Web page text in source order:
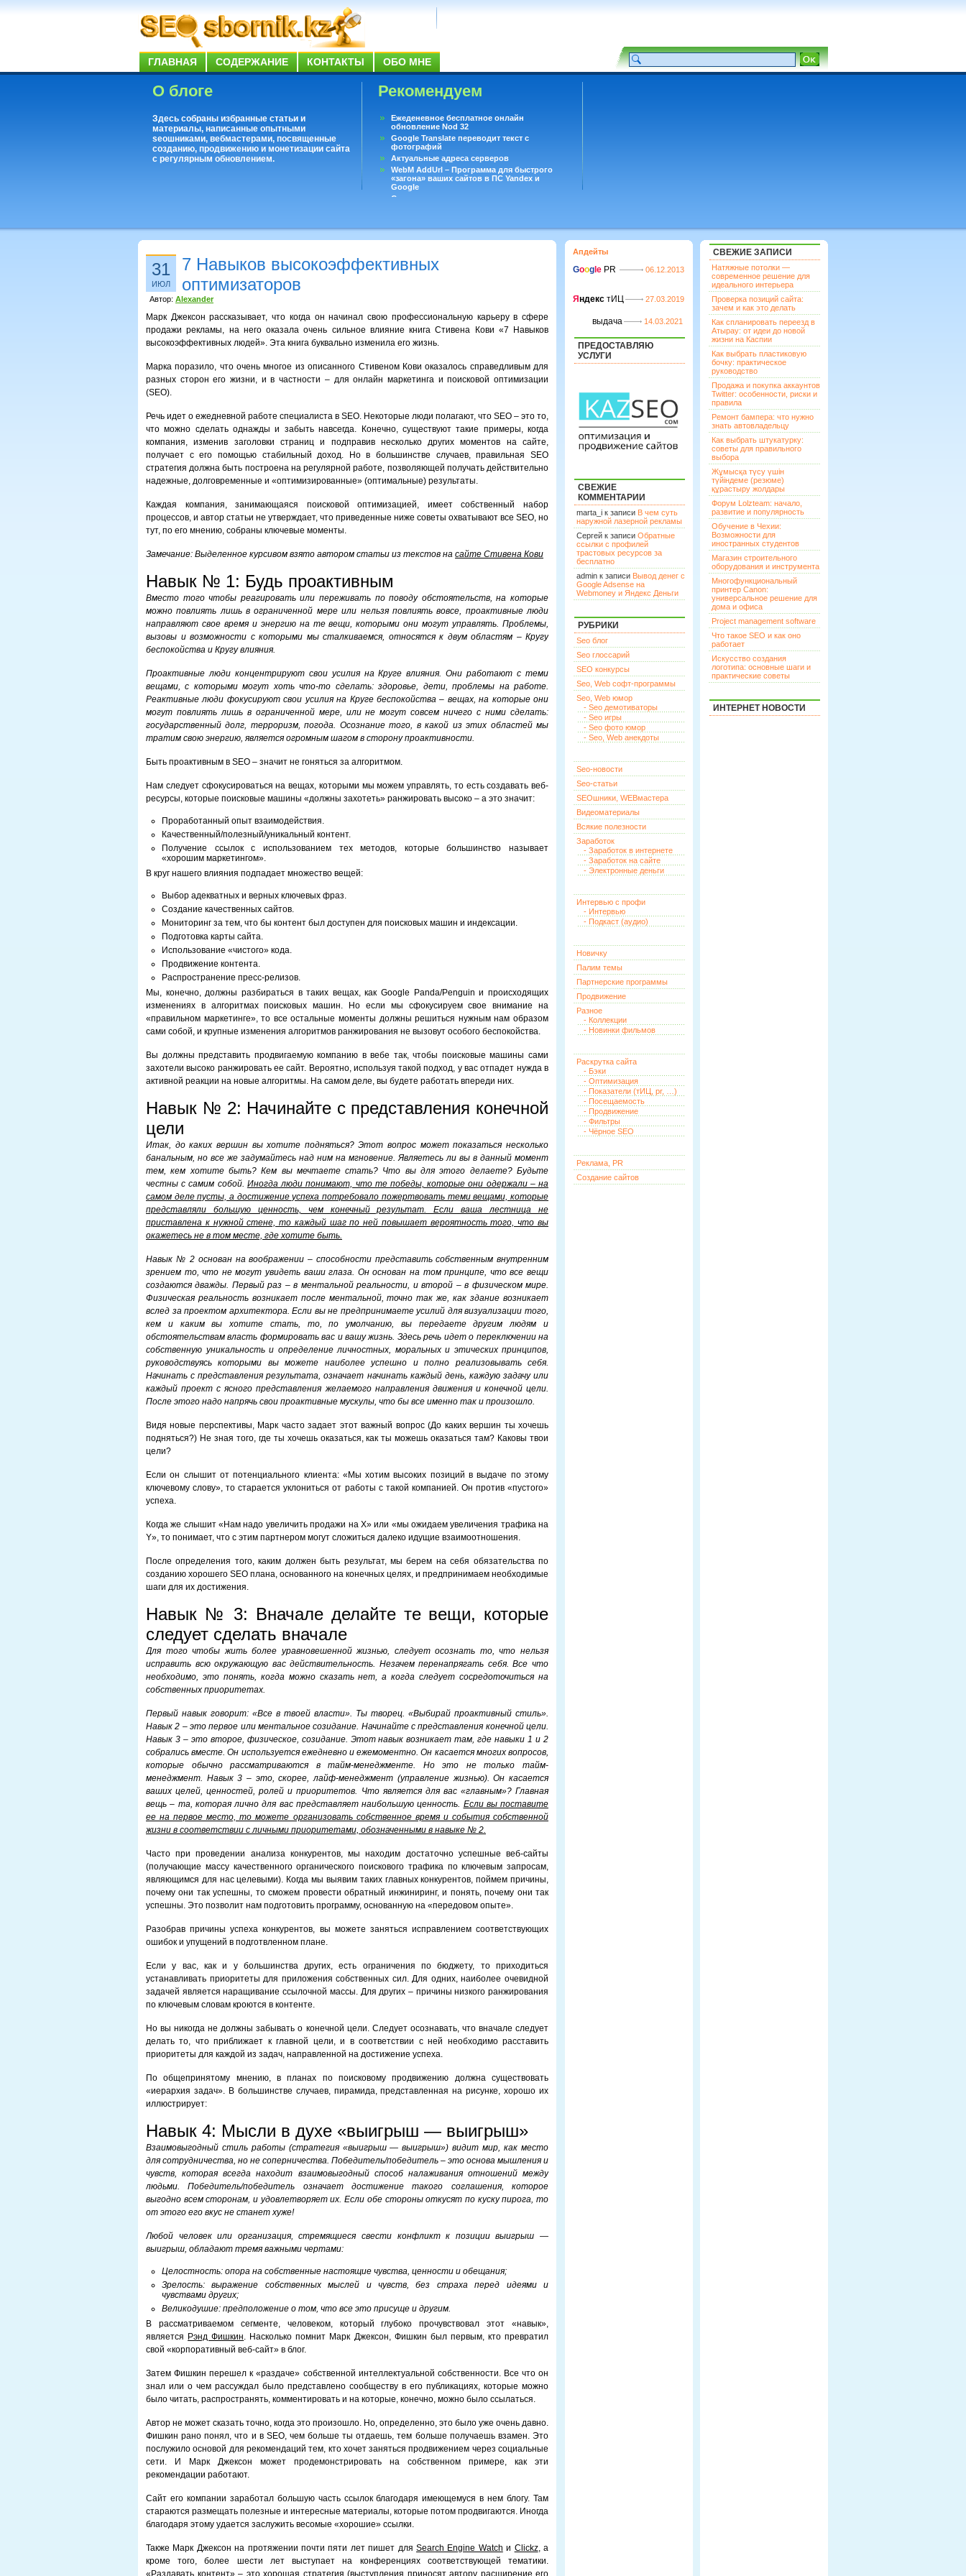
ГЛАВНАЯ СОДЕРЖАНИЕ КОНТАКТЫ ОБО МНЕ
О блоге
Здесь собраны избранные статьи и
материалы, написанные опытными
seoшниками, вебмастерами, посвященные
созданию, продвижению и монетизации сайта
с регулярным обновлением.
Рекомендуем
Ежеденевное бесплатное онлайн
обновление Nod 32
Google Translate переводит текст с
фотографий
Актуальные адреса серверов
WebM AddUrl – Программа для быстрого
«загона» ваших сайтов в ПС Yandex и
Google
Существует вопросы, на которые не может
31
ИЮЛ
7 Навыков высокоэффективных
оптимизаторов
Автор: Alexander
Марк Джексон рассказывает, что когда он начинал свою профессиональную карьеру в сфере
продажи рекламы, на него оказала очень сильное влияние книга Стивена Кови «7 Навыков
высокоэффективных людей». Эта книга буквально изменила его жизнь.
Марка поразило, что очень многое из описанного Стивеном Кови оказалось справедливым для
разных сторон его жизни, и в частности – для онлайн маркетинга и поисковой оптимизации
(SEO).
Речь идет о ежедневной работе специалиста в SEO. Некоторые люди полагают, что SEO – это то,
что можно сделать однажды и забыть навсегда. Конечно, существуют такие примеры, когда
компания, изменив заголовки страниц и подправив несколько других моментов на сайте,
получает с его помощью стабильный доход. Но в большинстве случаев, правильная SEO
стратегия должна быть построена на регулярной работе, позволяющей получать действительно
надежные, долговременные и «оптимизированные» (оптимальные) результаты.
Каждая компания, занимающаяся поисковой оптимизацией, имеет собственный набор
процессов, и автор статьи не утверждает, что приведенные ниже советы охватывают все SEO, но
тут, по его мнению, собраны ключевые моменты.
Замечание: Выделенное курсивом взято автором статьи из текстов на сайте Стивена Кови
Навык № 1: Будь проактивным
Вместо того чтобы реагировать или переживать по поводу обстоятельств, на которые
можно повлиять лишь в ограниченной мере или нельзя повлиять вовсе, проактивные люди
направляют свое время и энергию на те вещи, которыми они могут управлять. Проблемы,
вызовы и возможности с которыми мы сталкиваемся, относятся к двум областям – Кругу
беспокойства и Кругу влияния.
Проактивные люди концентрируют свои усилия на Круге влияния. Они работают с теми
вещами, с которыми могут хоть что-то сделать: здоровье, дети, проблемы на работе.
Реактивные люди фокусируют свои усилия на Круге беспокойства – вещах, на которые они
могут повлиять лишь в ограниченной мере, или не могут совсем ничего с ними сделать:
государственный долг, терроризм, погода. Осознание того, в какой из этих областей мы
тратим свою энергию, является огромным шагом в сторону проактивности.
Быть проактивным в SEO – значит не гоняться за алгоритмом.
Нам следует сфокусироваться на вещах, которыми мы можем управлять, то есть создавать веб-
ресурсы, которые поисковые машины «должны захотеть» ранжировать высоко – а это значит:
Проработанный опыт взаимодействия.
Качественный/полезный/уникальный контент.
Получение ссылок с использованием тех методов, которые большинство называет
«хорошим маркетингом».
В круг нашего влияния подпадает множество вещей:
Выбор адекватных и верных ключевых фраз.
Создание качественных сайтов.
Мониторинг за тем, что бы контент был доступен для поисковых машин и индексации.
Подготовка карты сайта.
Использование «чистого» кода.
Продвижение контента.
Распространение пресс-релизов.
Мы, конечно, должны разбираться в таких вещах, как Google Panda/Penguin и происходящих
изменениях в алгоритмах поисковых машин. Но если мы сфокусируем свое внимание на
«правильном маркетинге», то все остальные моменты должны решиться нужным нам образом
сами собой, и крупные изменения алгоритмов ранжирования не вызовут особого беспокойства.
Вы должны представить продвигаемую компанию в вебе так, чтобы поисковые машины сами
захотели высоко ранжировать ее сайт. Вероятно, используя такой подход, у вас отпадет нужда в
активной реакции на новые алгоритмы. На самом деле, вы будете работать впереди них.
Навык № 2: Начинайте с представления конечной
цели
Итак, до каких вершин вы хотите подняться? Этот вопрос может показаться несколько
банальным, но все же задумайтесь над ним на мгновение. Являетесь ли вы в данный момент
тем, кем хотите быть? Кем вы мечтаете стать? Что вы для этого делаете? Будьте
честны с самим собой. Иногда люди понимают, что те победы, которые они одержали – на
самом деле пусты, а достижение успеха потребовало пожертвовать теми вещами, которые
представляли большую ценность, чем конечный результат. Если ваша лестница не
приставлена к нужной стене, то каждый шаг по ней повышает вероятность того, что вы
окажетесь не в том месте, где хотите быть.
Навык № 2 основан на воображении – способности представить собственным внутренним
зрением то, что не могут увидеть ваши глаза. Он основан на том принципе, что все вещи
создаются дважды. Первый раз – в ментальной реальности, и второй – в физическом мире.
Физическая реальность возникает после ментальной, точно так же, как здание возникает
вслед за проектом архитектора. Если вы не предпринимаете усилий для визуализации того,
кем и каким вы хотите стать, то, по умолчанию, вы передаете другим людям и
обстоятельствам власть формировать вас и вашу жизнь. Здесь речь идет о переключении на
собственную уникальность и определение личностных, моральных и этических принципов,
руководствуясь которыми вы можете наиболее успешно и полно реализовывать себя.
Начинать с представления результата, означает начинать каждый день, каждую задачу или
каждый проект с ясного представления желаемого направления движения и конечной цели.
После этого надо напрячь свои проактивные мускулы, что бы все именно так и произошло.
Видя новые перспективы, Марк часто задает этот важный вопрос (До каких вершин ты хочешь
подняться?) Не зная того, где ты хочешь оказаться, как ты можешь оказаться там? Каковы твои
цели?
Если он слышит от потенциального клиента: «Мы хотим высоких позиций в выдаче по этому
ключевому слову», то старается уклониться от работы с такой компанией. Он против «пустого»
успеха.
Когда же слышит «Нам надо увеличить продажи на Х» или «мы ожидаем увеличения трафика на
Y», то понимает, что с этим партнером могут сложиться далеко идущие взаимоотношения.
После определения того, каким должен быть результат, мы берем на себя обязательства по
созданию хорошего SEO плана, основанного на конечных целях, и предпринимаем необходимые
шаги для их достижения.
Навык № 3: Вначале делайте те вещи, которые
следует сделать вначале
Для того чтобы жить более уравновешенной жизнью, следует осознать то, что нельзя
исправить всю окружающую вас действительность. Незачем перенапрягать себя. Все что
необходимо, это понять, когда можно сказать нет, а когда следует сосредоточиться на
собственных приоритетах.
Первый навык говорит: «Все в твоей власти». Ты творец. «Выбирай проактивный стиль».
Навык 2 – это первое или ментальное созидание. Начинайте с представления конечной цели.
Навык 3 – это второе, физическое, созидание. Этот навык возникает там, где навыки 1 и 2
собрались вместе. Он используется ежедневно и ежемоментно. Он касается многих вопросов,
которые обычно рассматриваются в тайм-менеджменте. Но это не только тайм-
менеджмент. Навык 3 – это, скорее, лайф-менеджмент (управление жизнью). Он касается
ваших целей, ценностей, ролей и приоритетов. Что является для вас «главным»? Главная
вещь – та, которая лично для вас представляет наибольшую ценность. Если вы поставите
ее на первое место, то можете организовать собственное время и события собственной
жизни в соответствии с личными приоритетами, обозначенными в навыке № 2.
Часто при проведении анализа конкурентов, мы находим достаточно успешные веб-сайты
(получающие массу качественного органического поискового трафика по ключевым запросам,
являющимся для нас целевыми). Когда мы выявим таких главных конкурентов, поймем причины,
почему они так успешны, то сможем провести обратный инжиниринг, и понять, почему они так
успешны. Это позволит нам подготовить программу, основанную на «передовом опыте».
Разобрав причины успеха конкурентов, вы можете заняться исправлением соответствующих
ошибок и упущений в подготвленном плане.
Если у вас, как и у большинства других, есть ограничения по бюджету, то приходиться
устанавливать приоритеты для приложения собственных сил. Для одних, наиболее очевидной
задачей является наращивание ссылочной массы. Для других – причины низкого ранжирования
по ключевым словам кроются в контенте.
Но вы никогда не должны забывать о конечной цели. Следует осознавать, что вначале следует
делать то, что приближает к главной цели, и в соответствии с ней необходимо расставить
приоритеты для каждой из задач, направленной на достижение успеха.
По общепринятому мнению, в планах по поисковому продвижению должна существовать
«иерархия задач». В большинстве случаев, пирамида, представленная на рисунке, хорошо их
иллюстрирует:
Навык 4: Мысли в духе «выигрыш — выигрыш»
Взаимовыгодный стиль работы (стратегия «выигрыш — выигрыш») видит мир, как место
для сотрудничества, но не соперничества. Победитель/победитель – это основа мышления и
чувств, которая всегда находит взаимовыгодный способ налаживания отношений между
людьми. Победитель/победитель означает достижение такого соглашения, которое
выгодно всем сторонам, и удовлетворяет их. Если обе стороны откусят по куску пирога, то
от этого его вкус не станет хуже!
Любой человек или организация, стремящиеся свести конфликт к позиции выигрыш —
выигрыш, обладают тремя важными чертами:
Целостность: опора на собственные настоящие чувства, ценности и обещания;
Зрелость: выражение собственных мыслей и чувств, без страха перед идеями и
чувствами других;
Великодушие: предположение о том, что все это присуще и другим.
В рассматриваемом сегменте, человеком, который глубоко прочувствовал этот «навык»,
является Рэнд Фишкин. Насколько помнит Марк Джексон, Фишкин был первым, кто превратил
свой «корпоративный веб-сайт» в блог.
Затем Фишкин перешел к «раздаче» собственной интеллектуальной собственности. Все что он
знал или о чем рассуждал было представлено сообществу в его публикациях, которые можно
было читать, распространять, комментировать и на которые, конечно, можно было ссылаться.
Автор не может сказать точно, когда это произошло. Но, определенно, это было уже очень давно.
Фишкин рано понял, что и в SEO, чем больше ты отдаешь, тем больше получаешь взамен. Это
послужило основой для рекомендаций тем, кто хочет заняться продвижением через социальные
сети. И Марк Джексон может продемонстрировать на собственном примере, как эти
рекомендации работают.
Сайт его компании заработал большую часть ссылок благодаря имеющемуся в нем блогу. Там
стараются размещать полезные и интересные материалы, которые потом продвигаются. Иногда
благодаря этому удается заслужить весомые «хорошие» ссылки.
Также Марк Джексон на протяжении почти пяти лет пишет для Search Engine Watch и Clickz, а
кроме того, более шести лет выступает на конференциях соответствующей тематики.
«Раздавать контент» – это хорошая стратегия (выступления приносят автору расширение его
Апдейты
Goog le PR 06.12.2013
Я ндекс тИЦ 27.03.2019
выдача 14.03.2021
ПРЕДОСТАВЛЯЮ
УСЛУГИ
СВЕЖИЕ
КОММЕНТАРИИ
marta_i к записи В чем суть
наружной лазерной рекламы
Сергей к записи Обратные
ссылки с профилей
трастовых ресурсов за
бесплатно
admin к записи Вывод денег с
Google Adsense на
Webmoney и Яндекс Деньги
РУБРИКИ
Seo блог
Seo глоссарий
SEO конкурсы
Seo, Web софт-программы
Seo, Web юмор
- Seo демотиваторы
- Seo игры
- Seo фото юмор
- Seo, Web анекдоты
Seo-новости
Seo-статьи
SEOшники, WEBмастера
Видеоматериалы
Всякие полезности
Заработок
- Заработок в интернете
- Заработок на сайте
- Электронные деньги
Интервью с профи
- Интервью
- Подкаст (аудио)
Новичку
Палим темы
Партнерские программы
Продвижение
Разное
- Коллекции
- Новинки фильмов
Раскрутка сайта
- Бэки
- Оптимизация
- Показатели (тИЦ, pr, …)
- Посещаемость
- Продвижение
- Фильтры
- Чёрное SEO
Реклама, PR
Создание сайтов
СВЕЖИЕ ЗАПИСИ
Натяжные потолки —
современное решение для
идеального интерьера
Проверка позиций сайта:
зачем и как это делать
Как спланировать переезд в
Атырау: от идеи до новой
жизни на Каспии
Как выбрать пластиковую
бочку: практическое
руководство
Продажа и покупка аккаунтов
Twitter: особенности, риски и
правила
Ремонт бампера: что нужно
знать автовладельцу
Как выбрать штукатурку:
советы для правильного
выбора
Жұмысқа түсу үшін
түйіндеме (резюме)
құрастыру жолдары
Форум Lolzteam: начало,
развитие и популярность
Обучение в Чехии:
Возможности для
иностранных студентов
Магазин строительного
оборудования и инструмента
Многофункциональный
принтер Canon:
универсальное решение для
дома и офиса
Project management software
Что такое SEO и как оно
работает
Искусство создания
логотипа: основные шаги и
практические советы
ИНТЕРНЕТ НОВОСТИ